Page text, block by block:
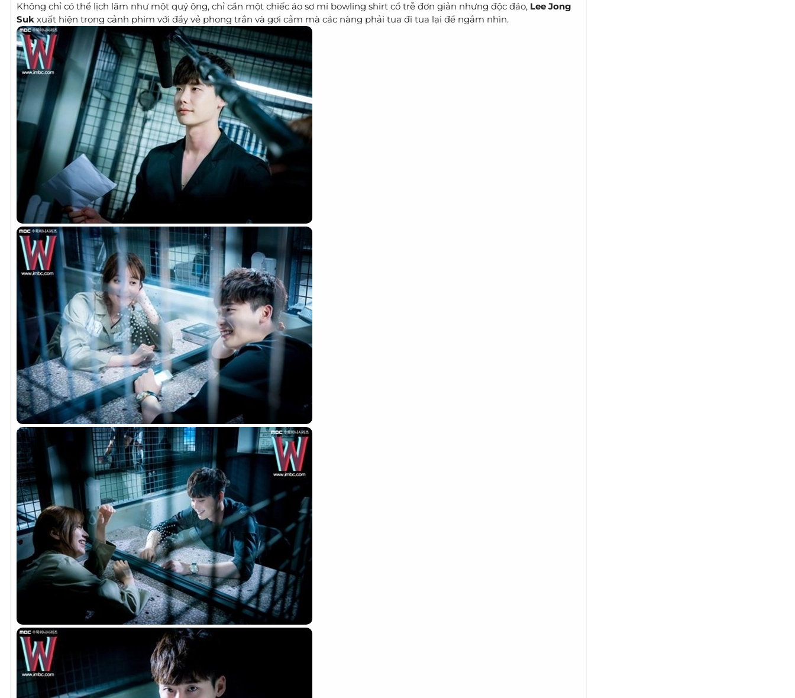
Không chỉ có thể lịch lãm như một quý ông, chỉ cần một chiếc áo sơ mi bowling shirt cổ trễ đơn giản nhưng độc đáo, Lee Jong
Suk xuất hiện trong cảnh phim với đầy vẻ phong trần và gợi cảm mà các nàng phải tua đi tua lại để ngắm nhìn.